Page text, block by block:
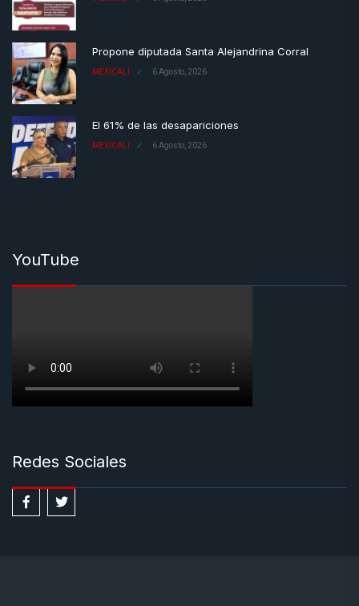
Propone diputada Santa Alejandrina Corral
MEXICALI 6 Agosto, 2026
El 61% de las desapariciones
MEXICALI 6 Agosto, 2026
YouTube
Redes Sociales